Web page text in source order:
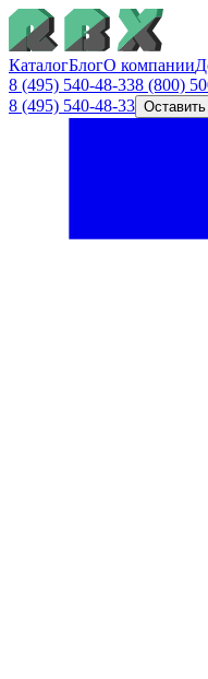
КаталогБлогО компании
8 (495) 540-48-338 (800)
8 (495) 540-48-33 Оставить